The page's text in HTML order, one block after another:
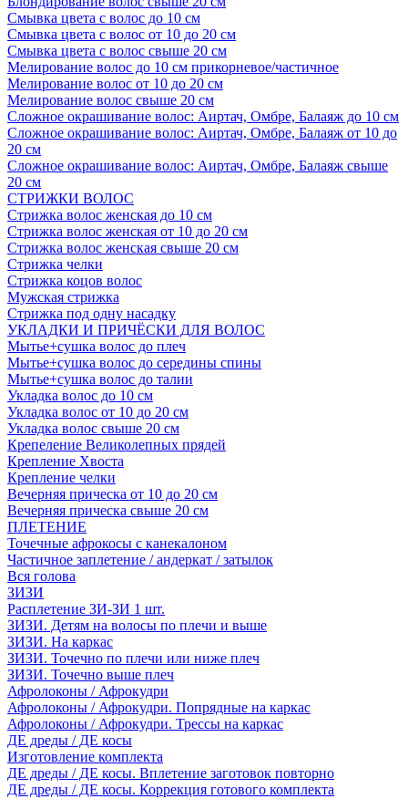
Смывка цвета с волос до 10 см
Смывка цвета с волос от 10 до 20 см
Смывка цвета с волос свыше 20 см
Мелирование волос до 10 см прикорневое/частичное
Мелирование волос от 10 до 20 см
Мелирование волос свыше 20 см
Сложное окрашивание волос: Аиртач, Омбре, Балаяж до 10 см
Сложное окрашивание волос: Аиртач, Омбре, Балаяж от 10 до
20 см
Сложное окрашивание волос: Аиртач, Омбре, Балаяж свыше
20 см
СТРИЖКИ ВОЛОС
Стрижка волос женская до 10 см
Стрижка волос женская от 10 до 20 см
Стрижка волос женская свыше 20 см
Стрижка челки
Стрижка коцов волос
Мужская стрижка
Стрижка под одну насадку
УКЛАДКИ И ПРИЧЁСКИ ДЛЯ ВОЛОС
Мытье+сушка волос до плеч
Мытье+сушка волос до середины спины
Мытье+сушка волос до талии
Укладка волос до 10 см
Укладка волос от 10 до 20 см
Укладка волос свыше 20 см
Крепеление Великолепных прядей
Крепление Хвоста
Крепление челки
Вечерняя прическа от 10 до 20 см
Вечерняя прическа свыше 20 см
ПЛЕТЕНИЕ
Точечные афрокосы с канекалоном
Частичное заплетение / андеркат / затылок
Вся голова
ЗИЗИ
Расплетение ЗИ-ЗИ 1 шт.
ЗИЗИ. Детям на волосы по плечи и выше
ЗИЗИ. На каркас
ЗИЗИ. Точечно по плечи или ниже плеч
ЗИЗИ. Точечно выше плеч
Афролоконы / Афрокудри
Афролоконы / Афрокудри. Попрядные на каркас
Афролоконы / Афрокудри. Трессы на каркас
ДЕ дреды / ДЕ косы
Изготовление комплекта
ДЕ дреды / ДЕ косы. Вплетение заготовок повторно
ДЕ дреды / ДЕ косы. Коррекция готового комплекта